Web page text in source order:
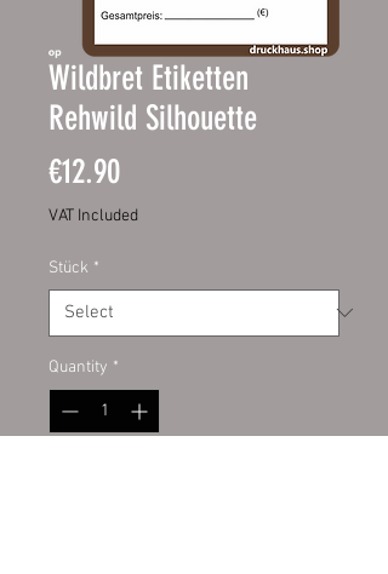
Wildbret Etiketten
Rehwild Silhouette
€12.90Price
VAT Included
Stück *
Quantity *